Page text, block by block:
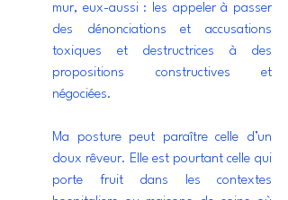
mur, eux-aussi : les appeler à passer
des dénonciations et accusations
toxiques et destructrices à des
propositions constructives et
négociées.
Ma posture peut paraître celle d’un
doux rêveur. Elle est pourtant celle qui
porte fruit dans les contextes